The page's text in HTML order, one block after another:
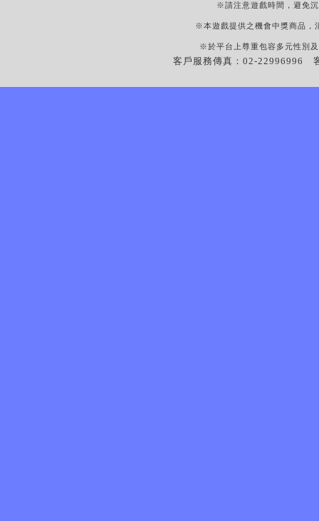
※請注意遊戲時間，避免
※本遊戲提供之機會中獎商品，
※於平台上尊重包容多元性別
客戶服務傳真：02-22996996